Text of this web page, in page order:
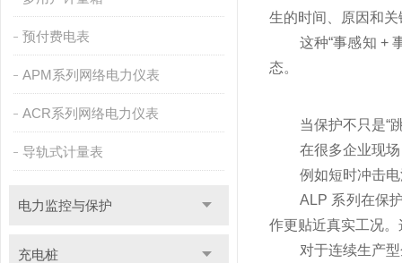
预付费电表
APM系列网络电力仪表
ACR系列网络电力仪表
导轨式计量表
电力监控与保护
充电桩
生的时间、原因和
这种“事感知 +
态。
当保护不只是“
在很多企业现
例如短时冲击
ALP 系列在保
作更贴近真实工况
对于连续生产